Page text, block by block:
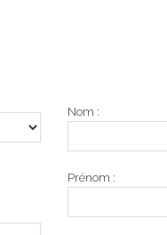
Nom :
Prénom :